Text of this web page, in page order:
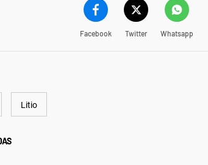
Facebook Twitter Whatsapp
Litio